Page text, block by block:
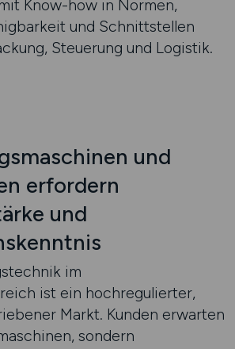
Know-how in Normen,
und Schnittstellen
Steuerung und Logistik.
und
erfordern
und
im
ist ein hochregulierter,
Markt. Kunden erwarten
sondern